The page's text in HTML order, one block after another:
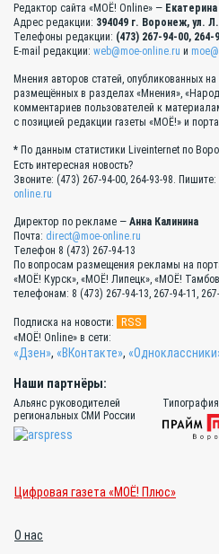
Редактор сайта «МОЁ! Online» —
Адрес редакции: 394049 г. Воронеж, ул.
Телефоны редакции: (473) 267-94-00, 264-
E-mail редакции: web@moe-online.ru и
Мнения авторов статей, опубликованных
размещённых в разделах «Мнения»,
комментариев пользователей к
с позицией редакции газеты «МОЁ!» и
* По данным статистики Liveinternet по
Есть интересная новость?
Звоните: (473) 267-94-00, 264-93-98. Пишите:
online.ru
Директор по рекламе — Анна Калинина
Почта: direct@moe-online.ru
Телефон 8 (473) 267-94-13
По вопросам размещения рекламы на
«МОЁ! Курск», «МОЁ! Липецк», «МОЁ!
телефонам: 8 (473) 267-94-13, 267-94-11,
Подписка на новости: RSS
«МОЁ! Online» в сети:
«Дзен», «ВКонтакте»,
Наши партнёры:
Альянс руководителей
региональных СМИ России
Цифровая газета «МОЁ! Плюс»
О нас